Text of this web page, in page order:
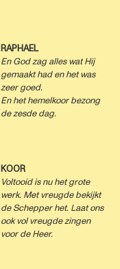
RAPHAEL
En God zag alles wat Hij
gemaakt had en het was
zeer goed.
En het hemelkoor bezong
de zesde dag.
KOOR
Voltooid is nu het grote
werk. Met vreugde bekijkt
de Schepper het. Laat ons
ook vol vreugde zingen
voor de Heer.